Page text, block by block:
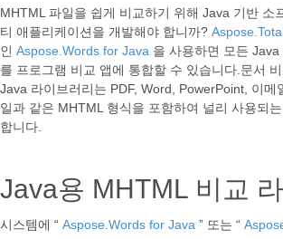
MHTML 파일을 쉽게 비교하기 위해 Java 기반 소
티 애플리케이션을 개발해야 합니까?
인 Aspose.Words for Java 을 사용하면 모든
를 프로그램 비교 앱에 통합할 수 있습니다.문서
Java 라이브러리는 PDF, Word, PowerPoint, 이메
일과 같은 MHTML 형식을 포함하여 널리 사용되
합니다.
Java용 MHTML 비교
시스템에 “ Aspose.Words for Java ” 또는 “